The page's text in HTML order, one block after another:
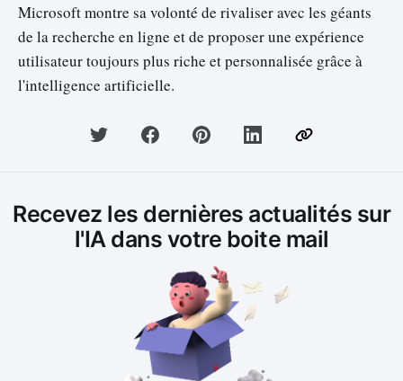
Microsoft montre sa volonté de rivaliser avec les géants
de la recherche en ligne et de proposer une expérience
utilisateur toujours plus riche et personnalisée grâce à
l'intelligence artificielle.
Recevez les dernières actualités sur
l'IA dans votre boite mail